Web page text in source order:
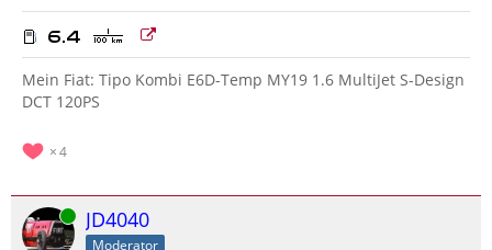
Mein Fiat: Tipo Kombi E6D-Temp MY19 1.6 MultiJet S-Design
DCT 120PS
4
Online JD4040
Moderator